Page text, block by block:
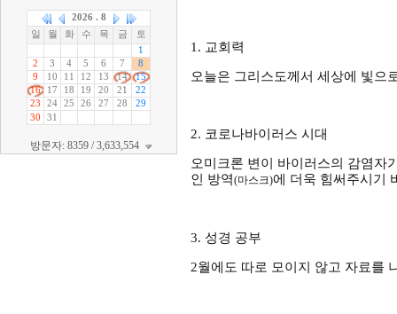
방문자: 8359 / 3,633,554
1. 교회력
오늘은 그리스도께서 세상에 빛으
2. 코로나바이러스 시대
오미크론 변이 바이러스의 감염자
인 방역(마스크)에 더욱 힘써주시기
3. 성경 공부
2월에도 따로 모이지 않고 자료를